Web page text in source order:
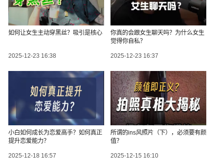
如何让女生主动穿黑丝？吸引是核心
2025-12-23 16:38
你真的会跟女生聊天吗？为什么女生
觉得你自私？
2025-12-23 16:37
小白如何成长为恋爱高手？如何真正
提升恋爱能力？
2025-12-18 16:57
所谓的ins风照片（下），必须要有颜
值？
2025-12-15 16:10